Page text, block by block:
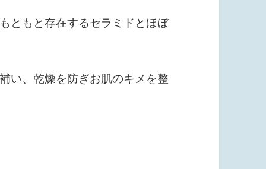
ともと存在するセラミドとほぼ
い、乾燥を防ぎお肌のキメを整